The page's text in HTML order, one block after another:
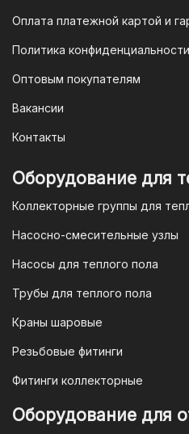
Оплата платежной картой и
Политика конфиденциальности
Оптовым покупателям
Вакансии
Контакты
Оборудование для
Коллекторные группы для
Насосно-смесительные узлы
Насосы для теплого пола
Трубы для теплого пола
Краны шаровые
Резьбовые фитинги
Фитинги коллекторные
Оборудование для